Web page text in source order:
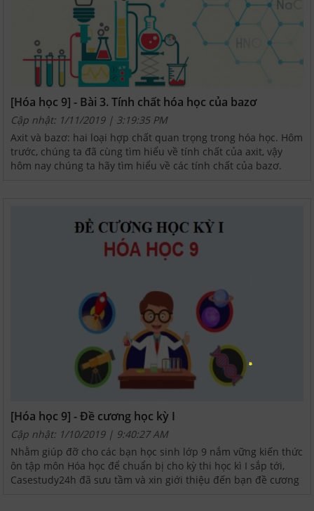
[Hóa học 9] - Bài 3. Tính chất hóa học của bazơ
Cập nhật: 1/11/2019 | 3:19:35 PM
Axit và bazơ: hai loại hợp chất quan trọng trong hóa học. Hôm
trước, chúng ta đã cùng tìm hiểu về tính chất của axit, vậy
hôm nay chúng ta hãy tìm hiểu về các tính chất của bazơ.
[Hóa học 9] - Đề cương học kỳ I
Cập nhật: 1/10/2019 | 9:40:27 AM
Nhằm giúp đỡ cho các bạn học sinh lớp 9 nắm vững kiến thức
ôn tập môn Hóa học để chuẩn bị cho kỳ thi học kì I sắp tới,
Casestudy24h đã sưu tầm và xin giới thiệu đến bạn đề cương